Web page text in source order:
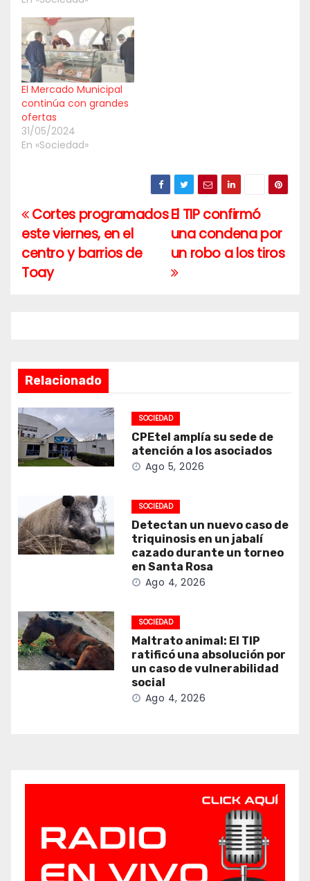
El Mercado Municipal
continúa con grandes
ofertas
31/05/2024
En «Sociedad»
Navegación
de
entradas
El TIP confirmó
una condena por
un robo a los tiros
Cortes programados
este viernes, en el
centro y barrios de
Toay
Relacionado
SOCIEDAD
CPEtel amplía su sede de
atención a los asociados
Ago 5, 2026
SOCIEDAD
Detectan un nuevo caso de
triquinosis en un jabalí
cazado durante un torneo
en Santa Rosa
Ago 4, 2026
SOCIEDAD
Maltrato animal: El TIP
ratificó una absolución por
un caso de vulnerabilidad
social
Ago 4, 2026